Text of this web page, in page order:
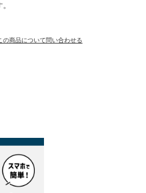
の商品について問い合わせる